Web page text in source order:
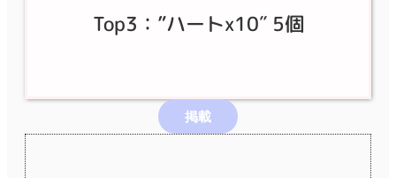
Top3：”ハートx10″ 5個
掲載